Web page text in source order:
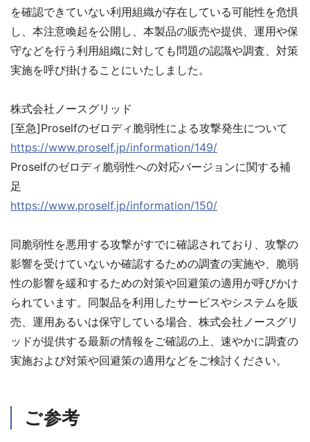
を確認できていない利用組織が存在している可能性を危惧
し、本注意喚起を公開し、本製品の販売や提供、運用や保
守などを行う利用組織に対しても問題の認識や調査、対策
実施を呼び掛けることにいたしました。
株式会社ノースグリッド
[至急]Proselfのゼロディ脆弱性による攻撃発生について
https://www.proself.jp/information/149/
Proselfのゼロディ脆弱性への対応バージョンに関する補
足
https://www.proself.jp/information/150/
同脆弱性を悪用する攻撃がすでに確認されており、攻撃の
影響を受けていないか確認するための調査の実施や、脆弱
性の影響を緩和するための対策や回避策の適用が呼びかけ
られています。同製品を利用したサービスやシステムを販
売、運用あるいは保守している場合、株式会社ノースグリ
ッドが提供する最新の情報をご確認の上、速やかに調査の
実施および対策や回避策の適用などをご検討ください。
ご参考